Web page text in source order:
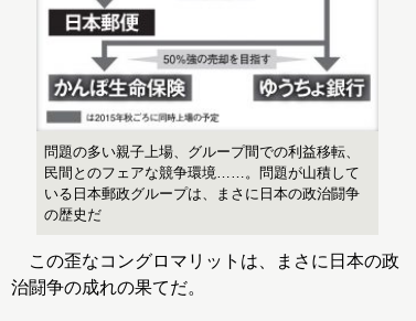
問題の多い親子上場、グループ間での利益移転、
民間とのフェアな競争環境……。問題が山積して
いる日本郵政グループは、まさに日本の政治闘争
の歴史だ
この歪なコングロマリットは、まさに日本の政
治闘争の成れの果てだ。